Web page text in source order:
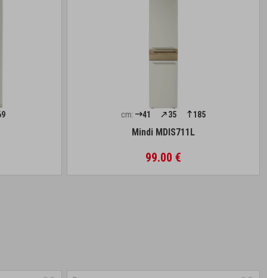
cm: 41 35 185
Mindi MDIS711L
99.00 €